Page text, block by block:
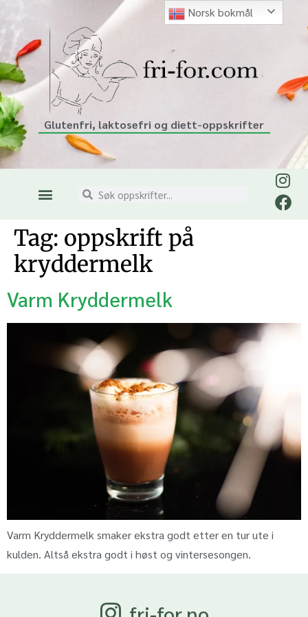
Glutenfri, laktosefri og diett-oppskrifter
Tag: oppskrift på
kryddermelk
Varm Kryddermelk
Varm Kryddermelk smaker ekstra godt etter en tur ute i
kulden. Altså ekstra godt i høst og vintersesongen.
Norsk bokmål